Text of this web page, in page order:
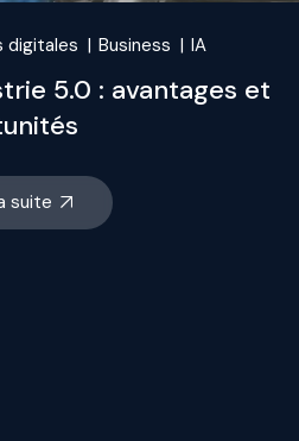
digitales Business IA
5.0 : avantages et
suite